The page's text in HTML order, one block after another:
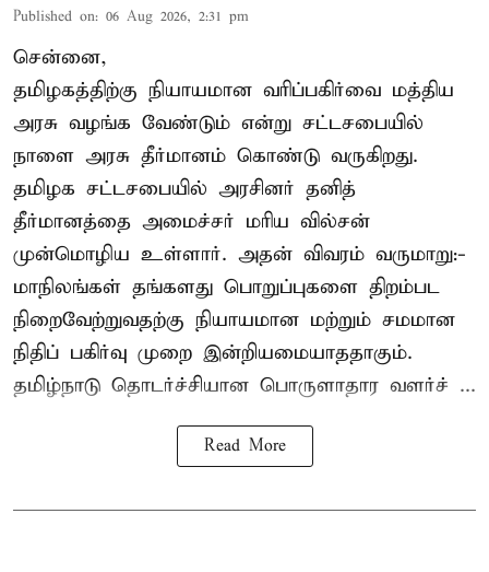
Published on: 06 Aug 2026, 2:31 pm
சென்னை,
தமிழகத்திற்கு நியாயமான வரிப்பகிர்வை மத்திய
அரசு வழங்க வேண்டும் என்று சட்டசபையில்
நாளை அரசு தீர்மானம் கொண்டு வருகிறது.
தமிழக சட்டசபையில் அரசினர் தனித்
தீர்மானத்தை அமைச்சர் மரிய வில்சன்
முன்மொழிய உள்ளார். அதன் விவரம் வருமாறு:-
மாநிலங்கள் தங்களது பொறுப்புகளை திறம்பட
நிறைவேற்றுவதற்கு நியாயமான மற்றும் சமமான
நிதிப் பகிர்வு முறை இன்றியமையாததாகும்.
தமிழ்நாடு தொடர்ச்சியான பொருளாதார வளர்ச் ...
Read More